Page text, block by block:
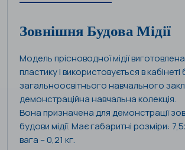
Зовнішня Будова Мідії
Модель прісноводної мідії
пластику і використовується в кабінеті
загальноосвітнього навчального
демонстраційна навчальна колекція.
Вона призначена для демонстрації
будови мідії. Має габаритні розміри:
вага – 0,21 кг.